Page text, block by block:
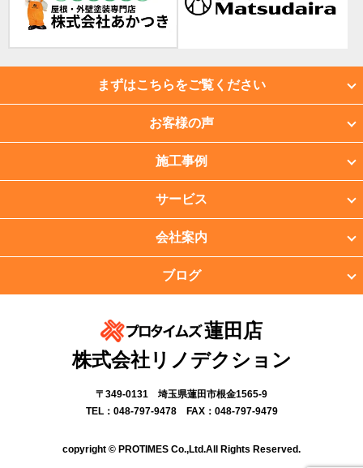
まずはこちらをご覧ください
お客様の声
施工事例
サービス
会社案内
ブログ
蓮田店
株式会社リノデクション
〒349-0131 埼玉県蓮田市根金1565-9
TEL：048-797-9478 FAX：048-797-9479
copyright © PROTIMES Co.,Ltd.All Rights Reserved.